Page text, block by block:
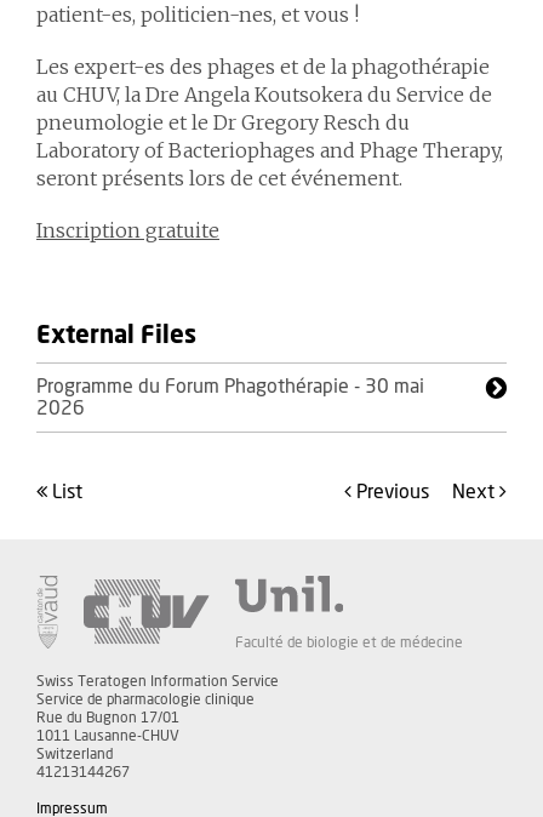
patient-es, politicien-nes, et vous !
Les expert-es des phages et de la phagothérapie
au CHUV, la Dre Angela Koutsokera du Service de
pneumologie et le Dr Gregory Resch du
Laboratory of Bacteriophages and Phage Therapy,
seront présents lors de cet événement.
Inscription gratuite
External Files
Programme du Forum Phagothérapie - 30 mai
2026
list Previous Next
Faculté de biologie et de médecine
Swiss Teratogen Information Service
Service de pharmacologie clinique
Rue du Bugnon 17/01
1011 Lausanne-CHUV
Switzerland
41213144267
Impressum